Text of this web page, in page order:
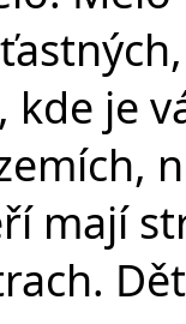
kde je
mají